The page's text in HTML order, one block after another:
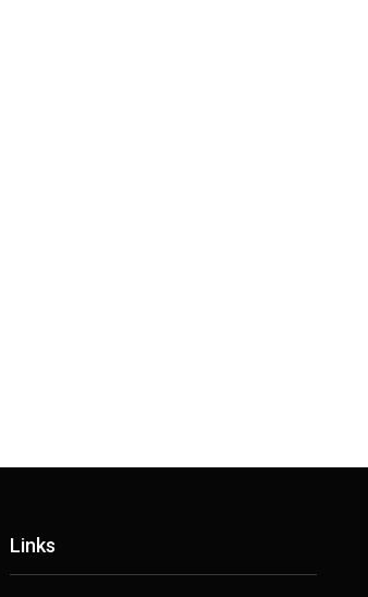
Links